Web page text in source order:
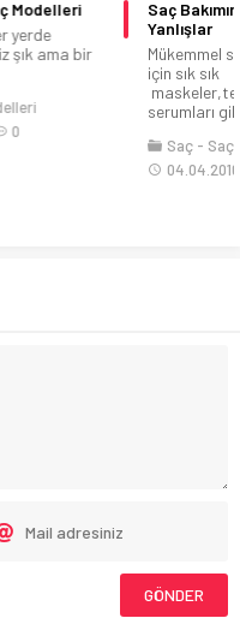
Saç Bakımında Yapılan
Yanlışlar
Mükemmel saçlara sahip olmak
maskeler,tedaviler,boyalar,saç
serumları gibi...